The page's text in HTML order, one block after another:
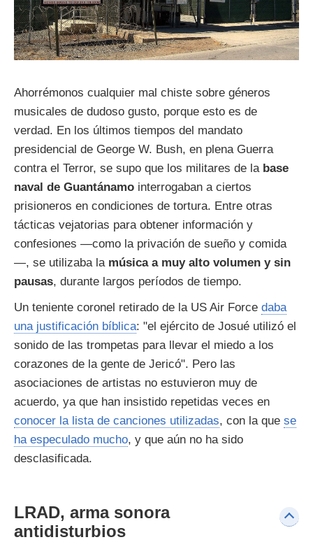
Ahorrémonos cualquier mal chiste sobre géneros
musicales de dudoso gusto, porque esto es de
verdad. En los últimos tiempos del mandato
presidencial de George W. Bush, en plena Guerra
contra el Terror, se supo que los militares de la base
naval de Guantánamo interrogaban a ciertos
prisioneros en condiciones de tortura. Entre otras
tácticas vejatorias para obtener información y
confesiones —como la privación de sueño y comida
—, se utilizaba la música a muy alto volumen y sin
pausas, durante largos períodos de tiempo.
Un teniente coronel retirado de la US Air Force daba
una justificación bíblica: "el ejército de Josué utilizó el
sonido de las trompetas para llevar el miedo a los
corazones de la gente de Jericó". Pero las
asociaciones de artistas no estuvieron muy de
acuerdo, ya que han insistido repetidas veces en
conocer la lista de canciones utilizadas, con la que se
ha especulado mucho, y que aún no ha sido
desclasificada.
LRAD, arma sonora
antidisturbios